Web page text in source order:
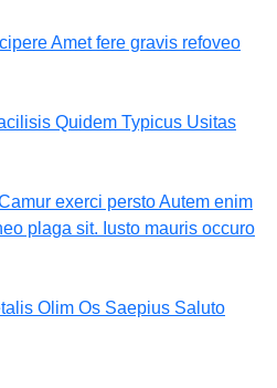
Amet fere gravis refoveo
Quidem Typicus Usitas
exerci persto Autem enim
plaga sit. Iusto mauris occuro
Olim Os Saepius Saluto